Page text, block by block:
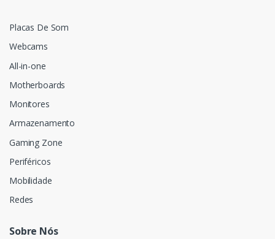
Placas De Som
Webcams
All-in-one
Motherboards
Monitores
Armazenamento
Gaming Zone
Periféricos
Mobilidade
Redes
Sobre Nós